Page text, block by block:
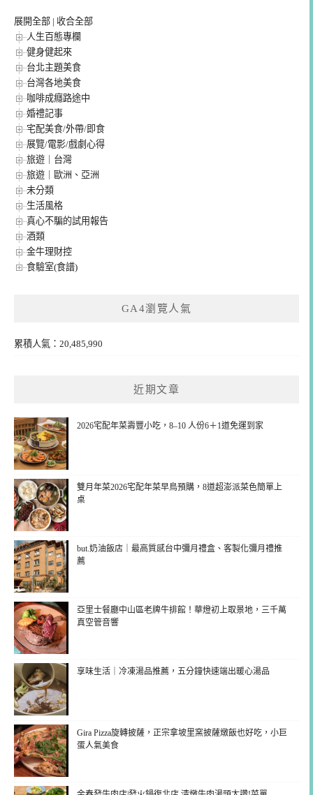
展開全部 | 收合全部
人生百態專欄
健身健起來
台北主題美食
台灣各地美食
咖啡成癮路途中
婚禮記事
宅配美食/外帶/即食
展覽/電影/戲劇心得
旅遊｜台灣
旅遊｜歐洲、亞洲
未分類
生活風格
真心不騙的試用報告
酒類
金牛理財控
食驗室(食譜)
GA4瀏覽人氣
累積人氣：20,485,990
近期文章
2026宅配年菜壽豐小吃，8–10 人份6＋1道免運到家
雙月年菜2026宅配年菜早鳥預購，8道超澎派菜色簡單上
桌
but.奶油飯店｜最高質感台中彌月禮盒、客製化彌月禮推
薦
亞里士餐廳中山區老牌牛排館！華燈初上取景地，三千萬
真空管音響
享味生活｜冷凍湯品推薦，五分鐘快速端出暖心湯品
Gira Pizza旋轉披薩，正宗拿坡里窯披薩燉飯也好吃，小巨
蛋人氣美食